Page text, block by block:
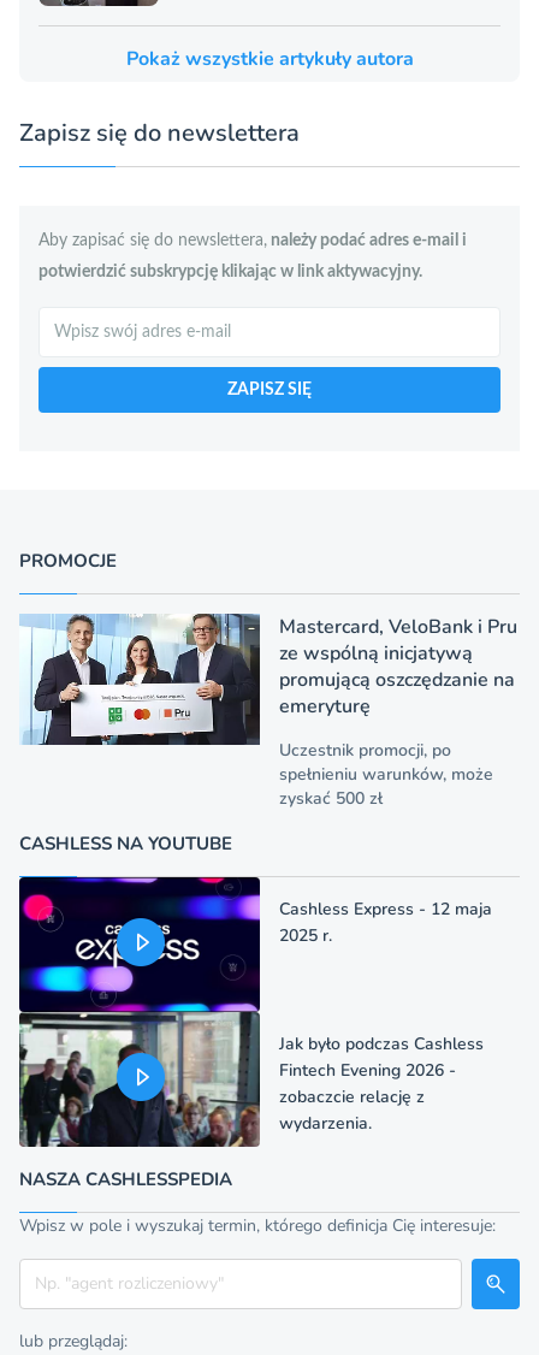
Pokaż wszystkie artykuły autora
Zapisz się do newslettera
Aby zapisać się do newslettera, należy podać adres e-mail i
potwierdzić subskrypcję klikając w link aktywacyjny.
Szukaj
ZAPISZ SIĘ
PROMOCJE
Mastercard, VeloBank i Pru
ze wspólną inicjatywą
promującą oszczędzanie na
emeryturę
Uczestnik promocji, po
spełnieniu warunków, może
zyskać 500 zł
CASHLESS NA YOUTUBE
Cashless Express - 12 maja
2025 r.
Jak było podczas Cashless
Fintech Evening 2026 -
zobaczcie relację z
wydarzenia.
NASZA CASHLESSPEDIA
Wpisz w pole i wyszukaj termin, którego definicja Cię interesuje:
Szukaj
lub przeglądaj: